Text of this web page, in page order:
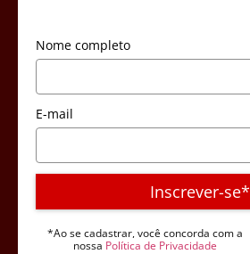
Nome completo
E-mail
Inscrever-se*
*Ao se cadastrar, você concorda com a
nossa Política de Privacidade